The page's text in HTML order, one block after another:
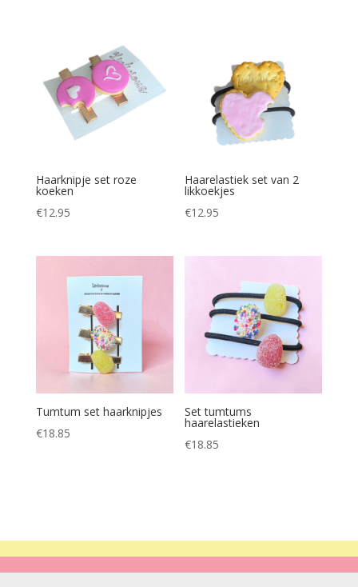
Haarknipje set roze
koeken
€12.95
Haarelastiek set van 2
likkoekjes
€12.95
Tumtum set haarknipjes
€18.85
Set tumtums
haarelastieken
€18.85